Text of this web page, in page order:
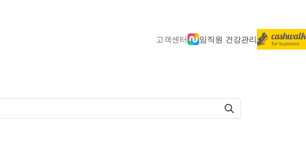
고객센터 임직원 건강관리